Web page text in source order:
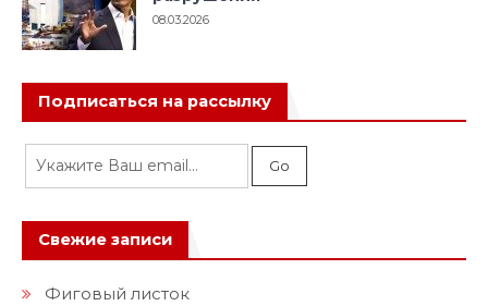
08.03.2026
Подписаться на рассылку
Свежие записи
Фиговый листок